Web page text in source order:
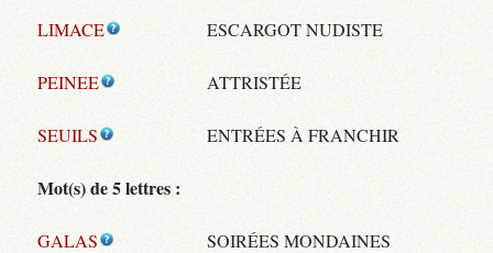
LIMACE ESCARGOT NUDISTE
PEINEE ATTRISTÉE
SEUILS ENTRÉES À FRANCHIR
Mot(s) de 5 lettres :
GALAS SOIRÉES MONDAINES